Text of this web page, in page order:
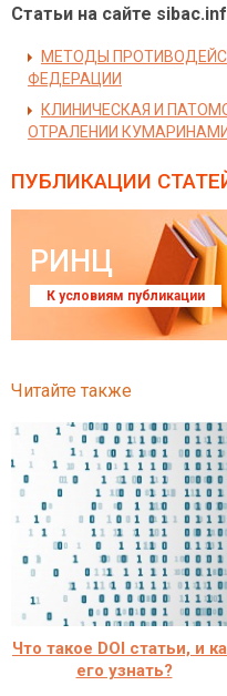
Статьи на сайте
МЕТОДЫ
ФЕДЕРАЦИИ
КЛИНИЧЕСКАЯ И
ОТРАЛЕНИИ
ПУБЛИКАЦИИ
РИНЦ
К условиям публикации
Читайте также
Что такое DOI статьи, и
его узнать?